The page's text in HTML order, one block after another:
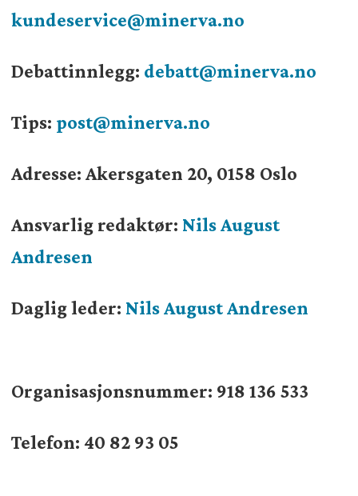
kundeservice@minerva.no
Debattinnlegg: debatt@minerva.no
Tips: post@minerva.no
Adresse: Akersgaten 20, 0158 Oslo
Ansvarlig redaktør: Nils August
Andresen
Daglig leder: Nils August Andresen
Organisasjonsnummer: 918 136 533
Telefon: 40 82 93 05